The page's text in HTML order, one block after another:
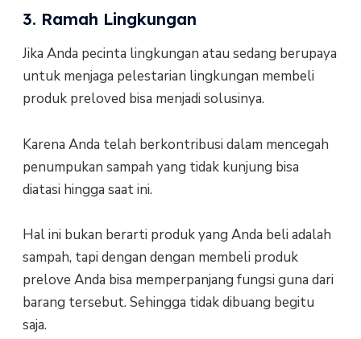
3. Ramah Lingkungan
Jika Anda pecinta lingkungan atau sedang berupaya
untuk menjaga pelestarian lingkungan membeli
produk preloved bisa menjadi solusinya.
Karena Anda telah berkontribusi dalam mencegah
penumpukan sampah yang tidak kunjung bisa
diatasi hingga saat ini.
Hal ini bukan berarti produk yang Anda beli adalah
sampah, tapi dengan dengan membeli produk
prelove Anda bisa memperpanjang fungsi guna dari
barang tersebut. Sehingga tidak dibuang begitu
saja.